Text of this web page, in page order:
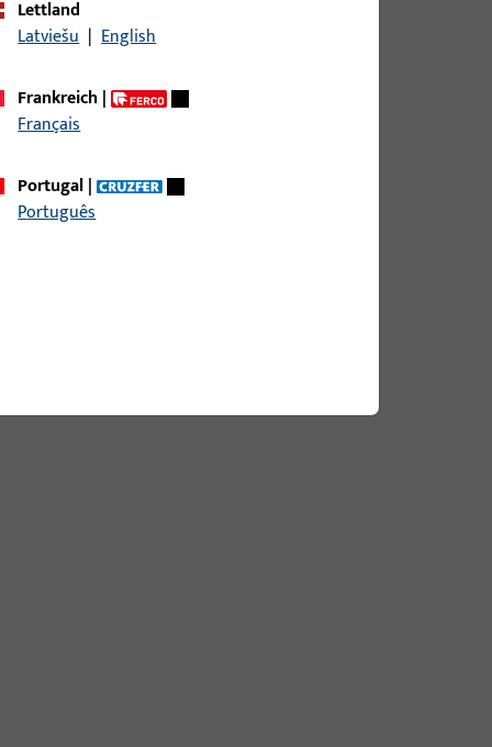
Lettland
Latviešu | English
Frankreich|
Français
Portugal|
Português